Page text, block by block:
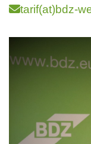
tarif(at)bdz-